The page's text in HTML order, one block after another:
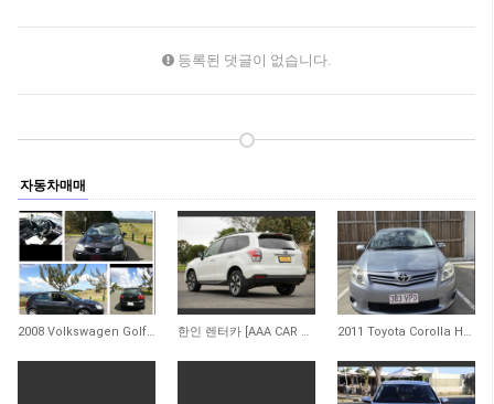
등록된 댓글이 없습니다.
자동차매매
166 191 600